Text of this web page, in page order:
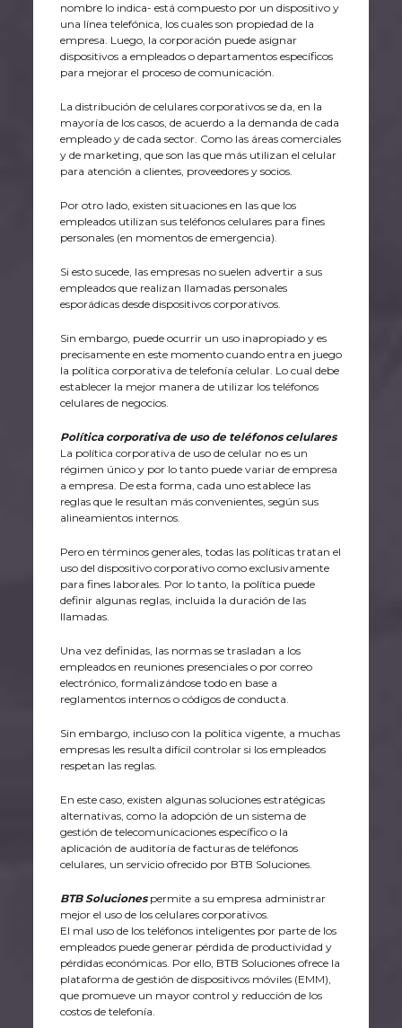
nombre lo indica- está compuesto por un dispositivo y
una línea telefónica, los cuales son propiedad de la
empresa. Luego, la corporación puede asignar
dispositivos a empleados o departamentos específicos
para mejorar el proceso de comunicación.
La distribución de celulares corporativos se da, en la
mayoría de los casos, de acuerdo a la demanda de cada
empleado y de cada sector. Como las áreas comerciales
y de marketing, que son las que más utilizan el celular
para atención a clientes, proveedores y socios.
Por otro lado, existen situaciones en las que los
empleados utilizan sus teléfonos celulares para fines
personales (en momentos de emergencia).
Si esto sucede, las empresas no suelen advertir a sus
empleados que realizan llamadas personales
esporádicas desde dispositivos corporativos.
Sin embargo, puede ocurrir un uso inapropiado y es
precisamente en este momento cuando entra en juego
la política corporativa de telefonía celular. Lo cual debe
establecer la mejor manera de utilizar los teléfonos
celulares de negocios.
Política corporativa de uso de teléfonos celulares
La política corporativa de uso de celular no es un
régimen único y por lo tanto puede variar de empresa
a empresa. De esta forma, cada uno establece las
reglas que le resultan más convenientes, según sus
alineamientos internos.
Pero en términos generales, todas las políticas tratan el
uso del dispositivo corporativo como exclusivamente
para fines laborales. Por lo tanto, la política puede
definir algunas reglas, incluida la duración de las
llamadas.
Una vez definidas, las normas se trasladan a los
empleados en reuniones presenciales o por correo
electrónico, formalizándose todo en base a
reglamentos internos o códigos de conducta.
Sin embargo, incluso con la política vigente, a muchas
empresas les resulta difícil controlar si los empleados
respetan las reglas.
En este caso, existen algunas soluciones estratégicas
alternativas, como la adopción de un sistema de
gestión de telecomunicaciones específico o la
aplicación de auditoría de facturas de teléfonos
celulares, un servicio ofrecido por BTB Soluciones.
BTB Solucionespermite a su empresa administrar
mejor el uso de los celulares corporativos.
El mal uso de los teléfonos inteligentes por parte de los
empleados puede generar pérdida de productividad y
pérdidas económicas. Por ello, BTB Soluciones ofrece la
plataforma de gestión de dispositivos móviles (EMM),
que promueve un mayor control y reducción de los
costos de telefonía.